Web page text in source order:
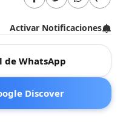
Activar Notificaciones
de WhatsApp
Discover